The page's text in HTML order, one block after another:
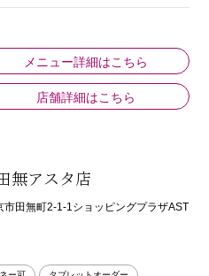
メニュー詳細はこちら
店舗詳細はこちら
無アスタ店
田無町2-1-1ショッピングプラザAST